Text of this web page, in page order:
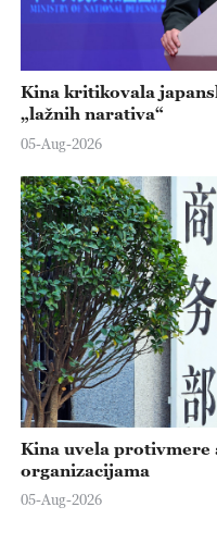
Kina kritikovala
„lažnih narativa“
05-Aug-2026
Kina uvela protivmere
organizacijama
05-Aug-2026